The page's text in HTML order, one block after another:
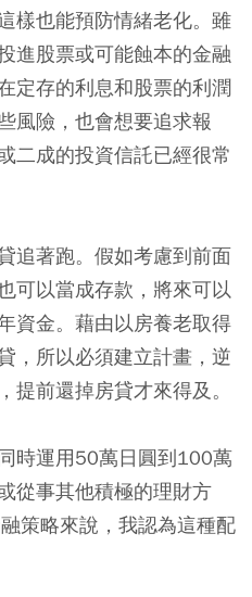
樣也能預防情緒老化。雖
進股票或可能蝕本的金融
定存的利息和股票的利潤
風險，也會想要追求報
二成的投資信託已經很常
追著跑。假如考慮到前面
可以當成存款，將來可以
資金。藉由以房養老取得
，所以必須建立計畫，逆
提前還掉房貸才來得及。
時運用50萬日圓到100萬
從事其他積極的理財方
策略來說，我認為這種配